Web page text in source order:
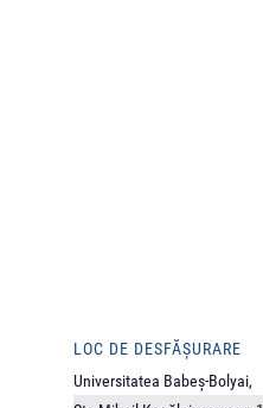
LOC DE DESFĂȘURARE
Universitatea Babeș-Bolyai,